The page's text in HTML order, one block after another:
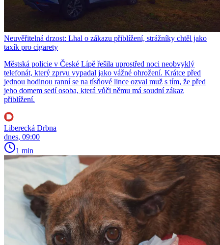
Neuvěřitelná drzost: Lhal o zákazu přiblížení, strážníky chtěl jako
taxík pro cigarety
Městská policie v České Lípě řešila uprostřed noci neobvyklý
telefonát, který zprvu vypadal jako vážné ohrožení. Krátce před
jednou hodinou ranní se na tísňové lince ozval muž s tím, že před
jeho domem sedí osoba, která vůči němu má soudní zákaz
přiblížení.
Liberecká Drbna
dnes, 09:00
1 min